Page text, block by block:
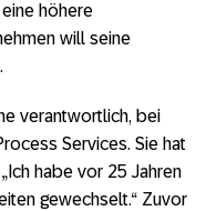
höhere
will seine
verantwortlich, bei
Services. Sie hat
habe vor 25 Jahren
gewechselt.“ Zuvor